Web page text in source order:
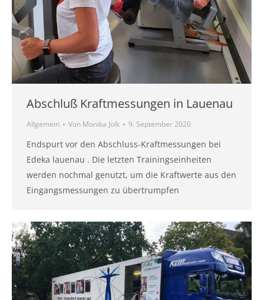
Abschluß Kraftmessungen in Lauenau
Allgemein Von Monika Jolk 9. September 2020
Endspurt vor den Abschluss-Kraftmessungen bei
Edeka lauenau . Die letzten Trainingseinheiten
werden nochmal genutzt, um die Kraftwerte aus den
Eingangsmessungen zu übertrumpfen